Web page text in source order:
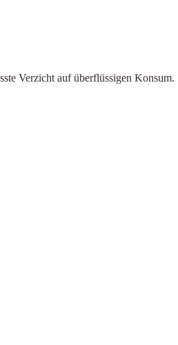
Verzicht auf überflüssigen Konsum.